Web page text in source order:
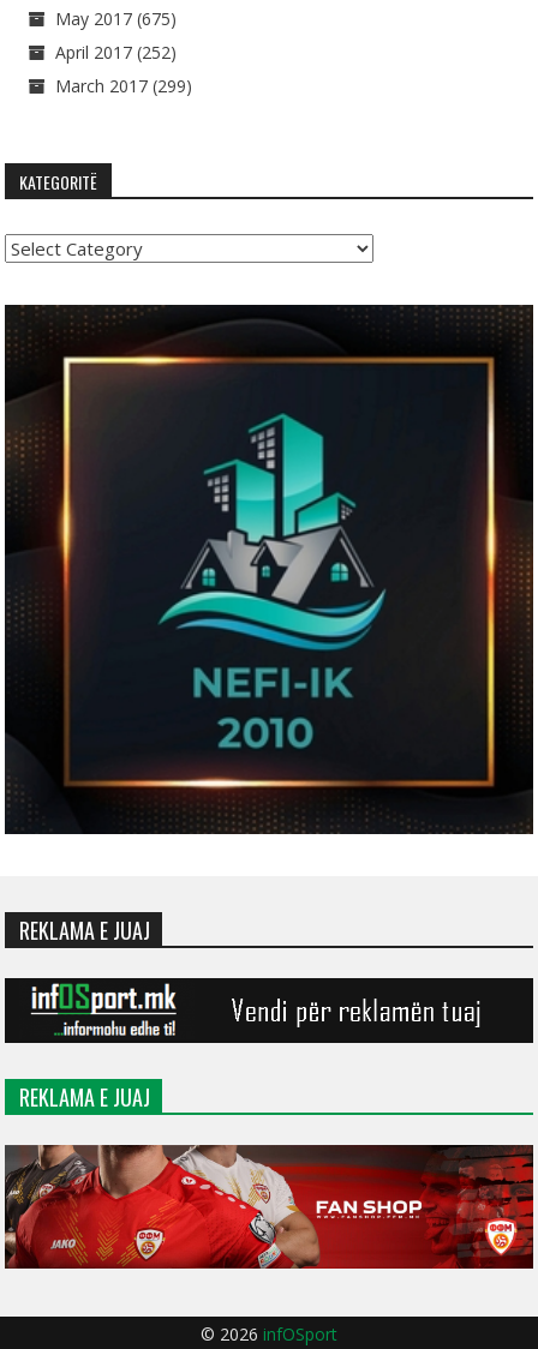
May 2017 (675)
April 2017 (252)
March 2017 (299)
KATEGORITË
Kategoritë
REKLAMA E JUAJ
REKLAMA E JUAJ
© 2026 infOSport